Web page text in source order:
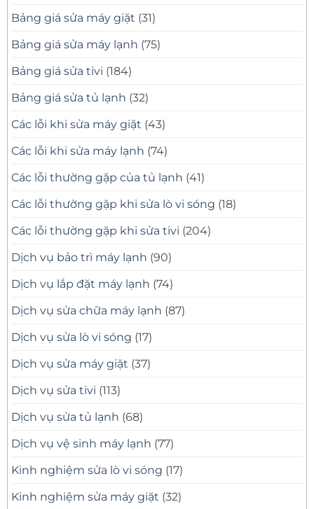
Bệnh
Mặt
Nhanh
30
Phút
Tại
Nhà
8
Chuyên
Bảng giá sửa máy giặt (31)
Bảng giá sửa máy lạnh (75)
Bảng giá sửa tivi (184)
Bảng giá sửa tủ lạnh (32)
Các lỗi khi sửa máy giặt (43)
Các lỗi khi sửa máy lạnh (74)
Các lỗi thường gặp của tủ lạnh (41)
Các lỗi thường gặp khi sửa lò vi sóng (18)
Các lỗi thường gặp khi sửa tivi (204)
Dịch vụ bảo trì máy lạnh (90)
Dịch vụ lắp đặt máy lạnh (74)
Dịch vụ sửa chữa máy lạnh (87)
Dịch vụ sửa lò vi sóng (17)
Dịch vụ sửa máy giặt (37)
Dịch vụ sửa tivi (113)
Dịch vụ sửa tủ lạnh (68)
Dịch vụ vệ sinh máy lạnh (77)
Kinh nghiệm sửa lò vi sóng (17)
Kinh nghiệm sửa máy giặt (32)